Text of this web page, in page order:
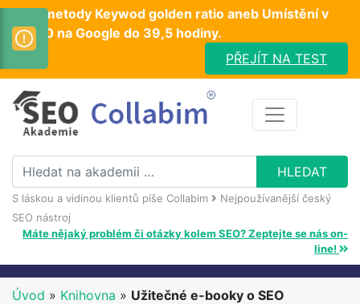
Test metody Keywod golden ratio aneb Umístění v
TOP10 na Google do 39,5 hodiny.
PŘEJÍT NA TEST
S láskou a vidinou klientů píše Collabim
Nejpoužívanější český
SEO nástroj
Máte nějaký problém či otázky kolem SEO? Zeptejte se nás on-
line!
Úvod » Knihovna » Užitečné e-booky o SEO